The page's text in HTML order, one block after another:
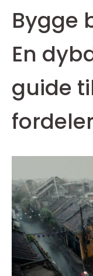
Bygge
En
guide